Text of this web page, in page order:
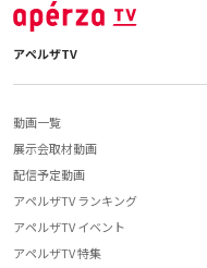
アペルザTV
動画一覧
展示会取材動画
配信予定動画
アペルザTV ランキング
アペルザTV イベント
アペルザTV 特集